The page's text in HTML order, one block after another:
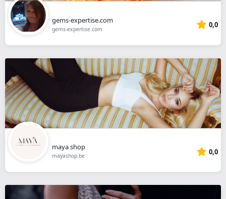
gems-expertise.com
gems-expertise.com 0,0
maya shop
mayashop.be 0,0